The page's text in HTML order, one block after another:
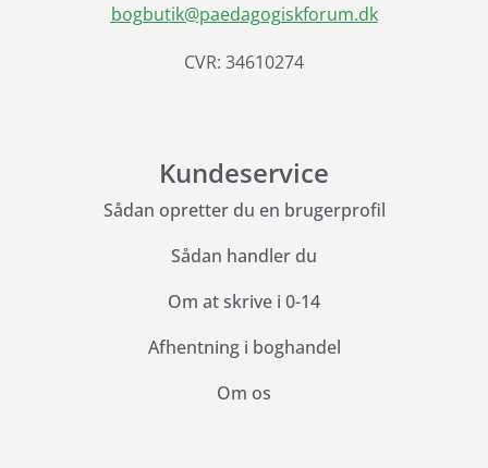
bogbutik@paedagogiskforum.dk
CVR: 34610274
Kundeservice
Sådan opretter du en brugerprofil
Sådan handler du
Om at skrive i 0-14
Afhentning i boghandel
Om os